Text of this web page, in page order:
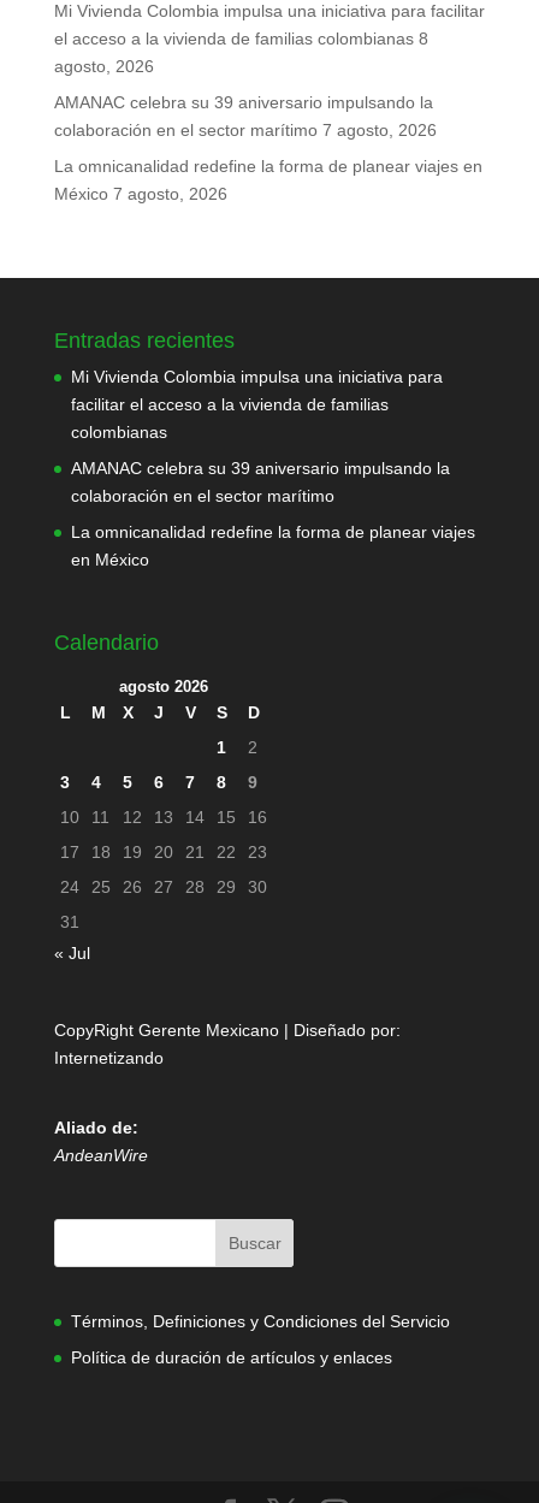
Mi Vivienda Colombia impulsa una iniciativa para facilitar
el acceso a la vivienda de familias colombianas 8
agosto, 2026
AMANAC celebra su 39 aniversario impulsando la
colaboración en el sector marítimo 7 agosto, 2026
La omnicanalidad redefine la forma de planear viajes en
México 7 agosto, 2026
Entradas recientes
Mi Vivienda Colombia impulsa una iniciativa para
facilitar el acceso a la vivienda de familias
colombianas
AMANAC celebra su 39 aniversario impulsando la
colaboración en el sector marítimo
La omnicanalidad redefine la forma de planear viajes
en México
Calendario
agosto 2026
L M X J V S
D
1
2
3
4 5 6 7 8
9
10
11 12 13 14 15
16
17
18 19 20 21 22
23
24
25 26 27 28 29
30
31
« Jul
CopyRight Gerente Mexicano | Diseñado por:
Internetizando
Aliado de:
AndeanWire
Términos, Definiciones y Condiciones del Servicio
Política de duración de artículos y enlaces